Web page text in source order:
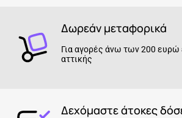
Δωρεάν μεταφορικά
Για αγορές άνω των 200 ευρώ
αττικής
Δεχόμαστε άτοκες